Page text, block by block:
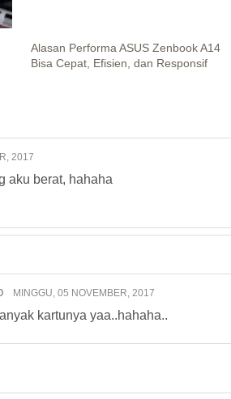
Alasan Performa ASUS Zenbook A14
Bisa Cepat, Efisien, dan Responsif
2017
aku berat, hahaha
MINGGU, 05 NOVEMBER, 2017
kartunya yaa..hahaha..